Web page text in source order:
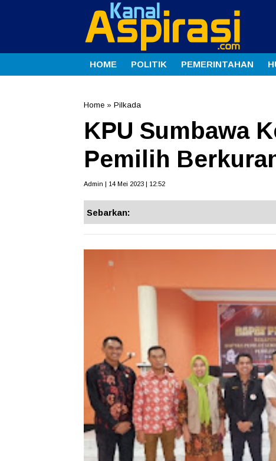
HOME POLITIK PEMERINTAHAN
Home » Pilkada
KPU Sumbawa
Pemilih
Admin | 14 Mei 2023 | 12:52
Sebarkan: